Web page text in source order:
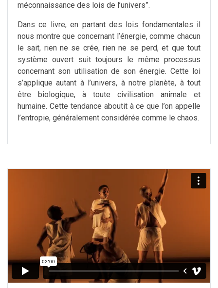
méconnaissance des lois de l’univers”.
Dans ce livre, en partant des lois fondamentales il
nous montre que concernant l’énergie, comme chacun
le sait, rien ne se crée, rien ne se perd, et que tout
système ouvert suit toujours le même processus
concernant son utilisation de son énergie. Cette loi
s’applique autant à l’univers, à notre planète, à tout
être biologique, à toute civilisation animale et
humaine. Cette tendance aboutit à ce que l’on appelle
l’entropie, généralement considérée comme le chaos.